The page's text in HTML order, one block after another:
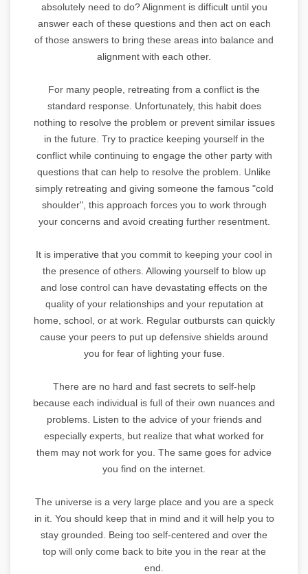
absolutely need to do? Alignment is difficult until you
answer each of these questions and then act on each
of those answers to bring these areas into balance and
alignment with each other.
For many people, retreating from a conflict is the
standard response. Unfortunately, this habit does
nothing to resolve the problem or prevent similar issues
in the future. Try to practice keeping yourself in the
conflict while continuing to engage the other party with
questions that can help to resolve the problem. Unlike
simply retreating and giving someone the famous "cold
shoulder", this approach forces you to work through
your concerns and avoid creating further resentment.
It is imperative that you commit to keeping your cool in
the presence of others. Allowing yourself to blow up
and lose control can have devastating effects on the
quality of your relationships and your reputation at
home, school, or at work. Regular outbursts can quickly
cause your peers to put up defensive shields around
you for fear of lighting your fuse.
There are no hard and fast secrets to self-help
because each individual is full of their own nuances and
problems. Listen to the advice of your friends and
especially experts, but realize that what worked for
them may not work for you. The same goes for advice
you find on the internet.
The universe is a very large place and you are a speck
in it. You should keep that in mind and it will help you to
stay grounded. Being too self-centered and over the
top will only come back to bite you in the rear at the
end.